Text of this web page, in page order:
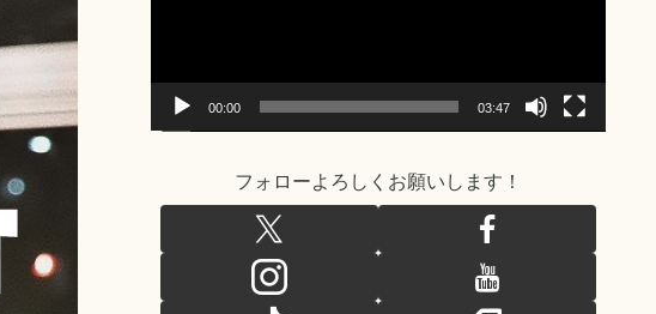
00:00 03:47
フォローよろしくお願いします！